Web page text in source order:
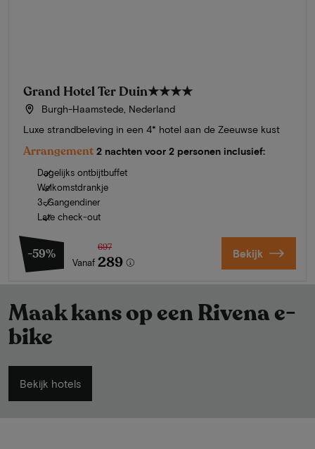
Grand Hotel Ter Duin★★★★
Burgh-Haamstede, Nederland
Luxe strandbeleving in een 4* hotel aan de Zeeuwse kust
Arrangement 2 nachten voor 2 personen inclusief:
Dagelijks ontbijtbuffet
Welkomstdrankje
3-Gangendiner
Late check-out
-59%
Vanaf
697
289 Bekijk
Maak kans op een Rivena e-
bike
Bekijk hotels